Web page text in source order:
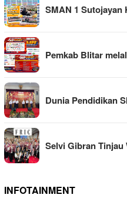
SMAN 1
Pemkab Blitar
Dunia Pendidikan
Selvi Gibran
INFOTAINMENT